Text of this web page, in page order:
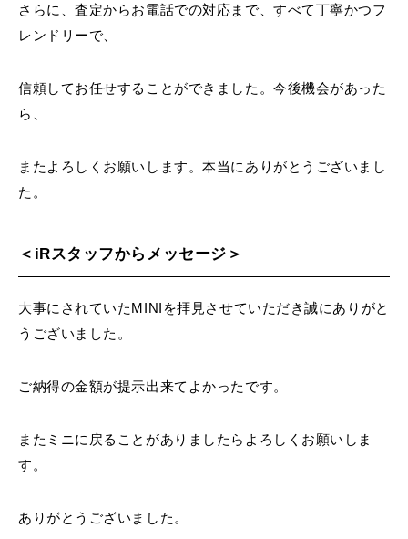
さらに、査定からお電話での対応まで、すべて丁寧かつフ
レンドリーで、
信頼してお任せすることができました。今後機会があった
ら、
またよろしくお願いします。本当にありがとうございまし
た。
＜iRスタッフからメッセージ＞
大事にされていたMINIを拝見させていただき誠にありがと
うございました。
ご納得の金額が提示出来てよかったです。
またミニに戻ることがありましたらよろしくお願いしま
す。
ありがとうございました。